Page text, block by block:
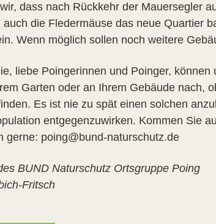
dass nach Rückkehr der Mauersegler
auch die Fledermäuse das neue Quartier
Wenn möglich sollen noch weitere
liebe Poingerinnen und Poinger,
Garten oder an Ihrem Gebäude nach,
Es ist nie zu spät einen solchen
entgegenzuwirken. Kommen Sie
gerne: poing@bund-naturschutz.de
BUND Naturschutz Ortsgruppe Poing
Fritsch